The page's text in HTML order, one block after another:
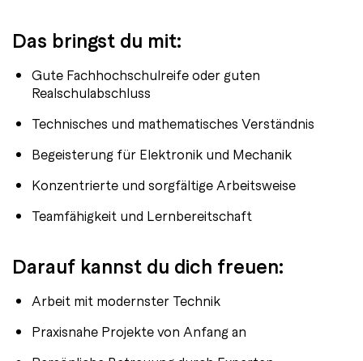
Das bringst du mit:
Gute Fachhochschulreife oder guten
Realschulabschluss
Technisches und mathematisches Verständnis
Begeisterung für Elektronik und Mechanik
Konzentrierte und sorgfältige Arbeitsweise
Teamfähigkeit und Lernbereitschaft
Darauf kannst du dich freuen:
Arbeit mit modernster Technik
Praxisnahe Projekte von Anfang an